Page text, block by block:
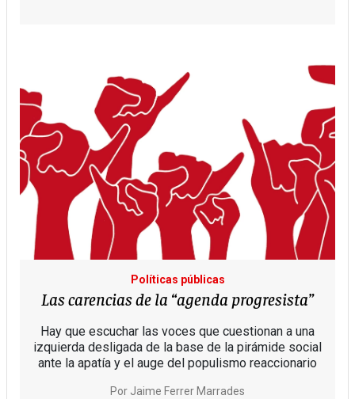
Políticas públicas
Las carencias de la “agenda progresista”
Hay que escuchar las voces que cuestionan a una
izquierda desligada de la base de la pirámide social
ante la apatía y el auge del populismo reaccionario
Por Jaime Ferrer Marrades